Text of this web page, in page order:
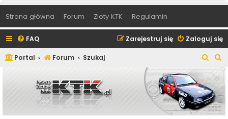
Strona główna Forum Zloty KTK Regulamin
FAQ Zaloguj się
Zarejestruj się
Portal Forum Szukaj
z
u
k
z
u
k
a